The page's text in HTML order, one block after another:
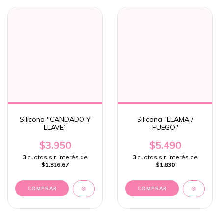
Silicona "CANDADO Y
LLAVE”
$3.950
3 cuotas sin interés de
$1.316,67
Silicona "LLAMA /
FUEGO"
$5.490
3 cuotas sin interés de
$1.830